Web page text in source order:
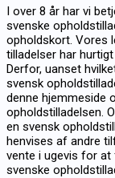
I over 8 år har vi
svenske
opholds­kort. Vores
tilladelser har
Derfor, uanset
svensk
denne hjemmeside
opholds­tilladelsen.
en svensk
henvises af andre
vente i ugevis for at
svenske